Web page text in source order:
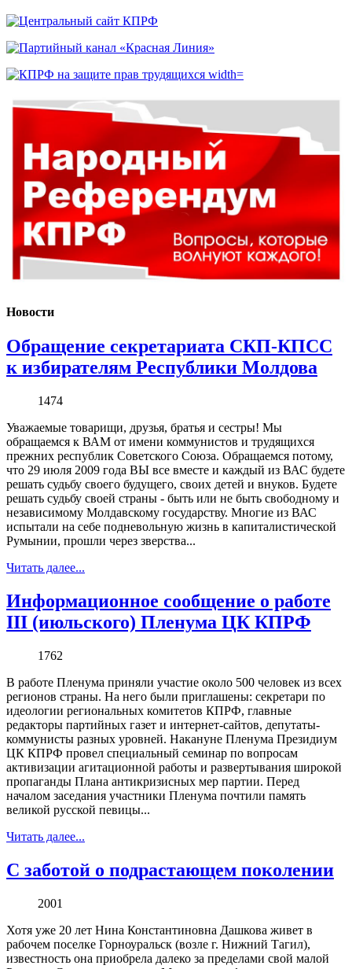
Новости
Обращение секретариата СКП-КПСС
к избирателям Республики Молдова
1474
Уважаемые товарищи, друзья, братья и сестры! Мы
обращаемся к ВАМ от имени коммунистов и трудящихся
прежних республик Советского Союза. Обращаемся потому,
что 29 июля 2009 года ВЫ все вместе и каждый из ВАС будете
решать судьбу своего будущего, своих детей и внуков. Будете
решать судьбу своей страны - быть или не быть свободному и
независимому Молдавскому государству. Многие из ВАС
испытали на себе подневольную жизнь в капиталистической
Румынии, прошли через зверства...
Читать далее...
Информационное сообщение о работе
III (июльского) Пленума ЦК КПРФ
1762
В работе Пленума приняли участие около 500 человек из всех
регионов страны. На него были приглашены: секретари по
идеологии региональных комитетов КПРФ, главные
редакторы партийных газет и интернет-сайтов, депутаты-
коммунисты разных уровней. Накануне Пленума Президиум
ЦК КПРФ провел специальный семинар по вопросам
активизации агитационной работы и развертывания широкой
пропаганды Плана антикризисных мер партии. Перед
началом заседания участники Пленума почтили память
великой русской певицы...
Читать далее...
С заботой о подрастающем поколении
2001
Хотя уже 20 лет Нина Константиновна Дашкова живет в
рабочем поселке Горноуральск (возле г. Нижний Тагил),
известность она приобрела далеко за пределами свой малой